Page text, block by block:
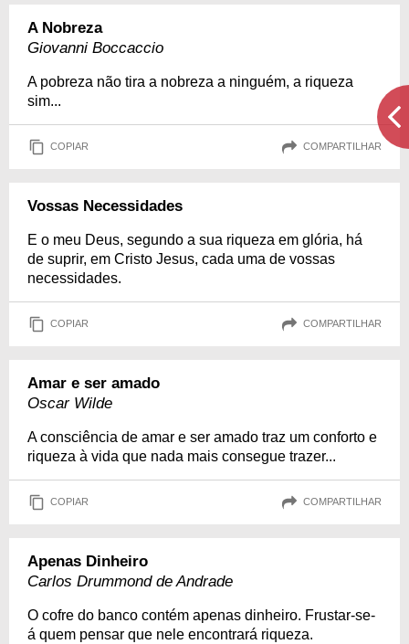
A Nobreza
Giovanni Boccaccio
A pobreza não tira a nobreza a ninguém, a riqueza
sim...
COPIAR COMPARTILHAR
Vossas Necessidades
E o meu Deus, segundo a sua riqueza em glória, há
de suprir, em Cristo Jesus, cada uma de vossas
necessidades.
COPIAR COMPARTILHAR
Amar e ser amado
Oscar Wilde
A consciência de amar e ser amado traz um conforto e
riqueza à vida que nada mais consegue trazer...
COPIAR COMPARTILHAR
Apenas Dinheiro
Carlos Drummond de Andrade
O cofre do banco contém apenas dinheiro. Frustar-se-
á quem pensar que nele encontrará riqueza.